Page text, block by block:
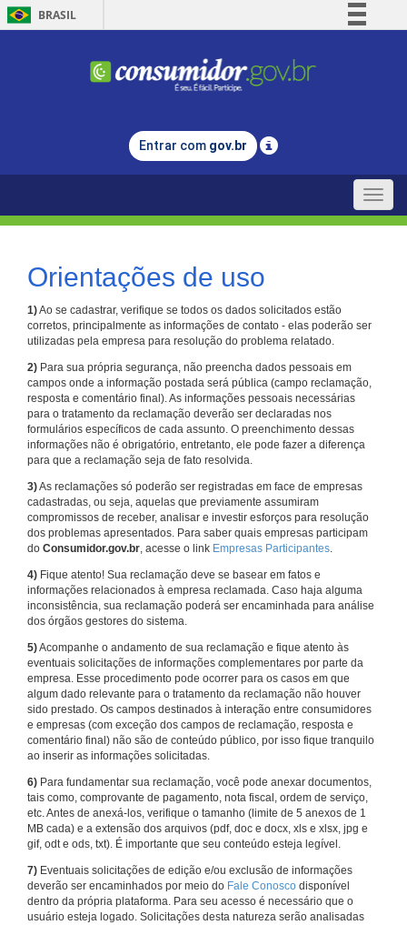
BRASIL
Comunica BR
Legislação
Entrar com gov.br
Toggle
Orientações de uso
1)Ao se cadastrar, verifique se todos os dados solicitados estão
corretos, principalmente as informações de contato - elas poderão ser
utilizadas pela empresa para resolução do problema relatado.
2) Para sua própria segurança, não preencha dados pessoais em
campos onde a informação postada será pública (campo reclamação,
resposta e comentário final). As informações pessoais necessárias
para o tratamento da reclamação deverão ser declaradas nos
formulários específicos de cada assunto. O preenchimento dessas
informações não é obrigatório, entretanto, ele pode fazer a diferença
para que a reclamação seja de fato resolvida.
3)As reclamações só poderão ser registradas em face de empresas
cadastradas, ou seja, aquelas que previamente assumiram
compromissos de receber, analisar e investir esforços para resolução
dos problemas apresentados. Para saber quais empresas participam
do Consumidor.gov.br, acesse o link Empresas Participantes.
4) Fique atento! Sua reclamação deve se basear em fatos e
informações relacionados à empresa reclamada. Caso haja alguma
inconsistência, sua reclamação poderá ser encaminhada para análise
dos órgãos gestores do sistema.
5)Acompanhe o andamento de sua reclamação e fique atento às
eventuais solicitações de informações complementares por parte da
empresa. Esse procedimento pode ocorrer para os casos em que
algum dado relevante para o tratamento da reclamação não houver
sido prestado. Os campos destinados à interação entre consumidores
e empresas (com exceção dos campos de reclamação, resposta e
comentário final) não são de conteúdo público, por isso fique tranquilo
ao inserir as informações solicitadas.
6) Para fundamentar sua reclamação, você pode anexar documentos,
tais como, comprovante de pagamento, nota fiscal, ordem de serviço,
etc. Antes de anexá-los, verifique o tamanho (limite de 5 anexos de 1
MB cada) e a extensão dos arquivos (pdf, doc e docx, xls e xlsx, jpg e
gif, odt e ods, txt). É importante que seu conteúdo esteja legível.
7) Eventuais solicitações de edição e/ou exclusão de informações
deverão ser encaminhados por meio do Fale Conosco disponível
dentro da própria plataforma. Para seu acesso é necessário que o
usuário esteja logado. Solicitações desta natureza serão analisadas